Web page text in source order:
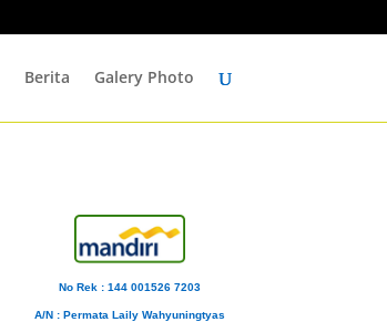
Berita Galery Photo
No Rek : 144 001526 7203
A/N : Permata Laily Wahyuningtyas